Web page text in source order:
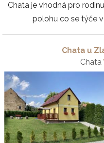
Chata je vhodná pro
polohu co se týče
Chata u
Chata